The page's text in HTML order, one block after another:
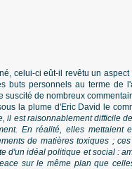
celui-ci eût-il revêtu un
buts personnels au terme de
suscité de nombreux
la plume d'Eric David le
il est raisonnablement difficile
En réalité, elles
de matières toxiques ;
d'un idéal politique et social :
sur le même plan que